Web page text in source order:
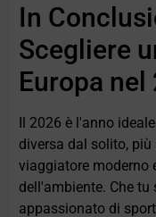
In
Scegliere
Europa nel
Il 2026 è l'anno
diversa dal solito,
viaggiatore moderno
dell'ambiente. Che
appassionato di